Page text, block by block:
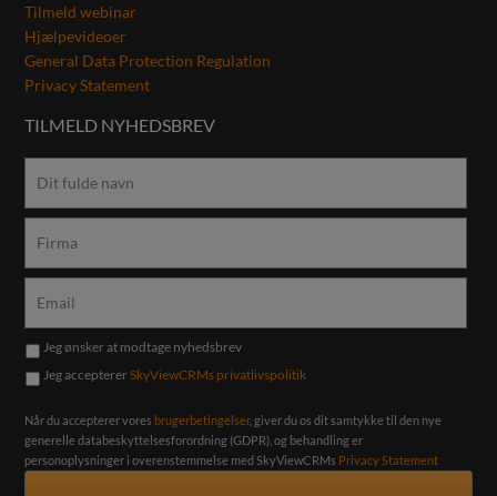
Tilmeld webinar
Hjælpevideoer
General Data Protection Regulation
Privacy Statement
TILMELD NYHEDSBREV
Jeg ønsker at modtage nyhedsbrev
Jeg acceptererSkyViewCRMs privatlivspolitik
Når du accepterer vores brugerbetingelser, giver du os dit samtykke til den nye
generelle databeskyttelsesforordning (GDPR), og behandling er
personoplysninger i overenstemmelse med SkyViewCRMs Privacy Statement